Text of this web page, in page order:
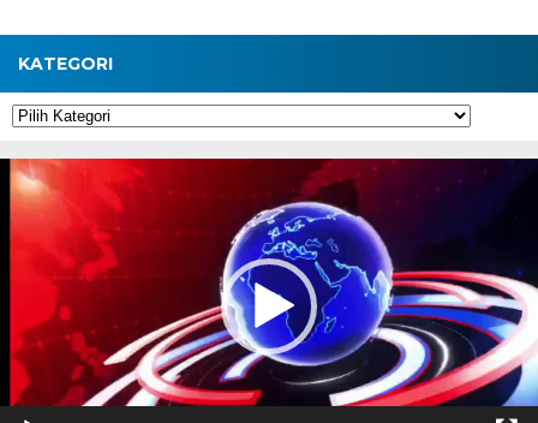
KATEGORI
Kategori
Pemutar
Video